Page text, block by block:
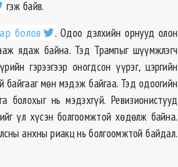
гэж байв.
болов
. Одоо дэлхийн орнууд олон
ядаж байна. Тэд Трампыг шүүмжлэгч
гэрээгээр оногдсон үүрэг, цэргийн
мөн мэдэж байгаа. Тэд одоогийн
болохыг нь мэдэхгүй. Ревизионистууд
үл хүсэн болгоомжтой хөдөлж байна.
анхны риакц нь болгоомжтой байдал.